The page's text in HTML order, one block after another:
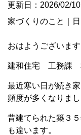
更新日：2026/02/
家づくりのこと
おはようございます
建和住宅 工務課
最近寒い日が続き
頻度が多くなりまし
昔建てられた築３
も違います。